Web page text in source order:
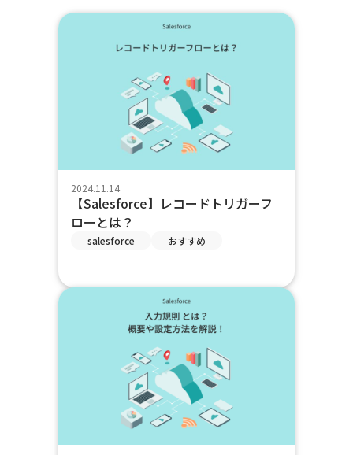
2024.11.14
【Salesforce】レコードトリガーフ
ローとは？
salesforce おすすめ